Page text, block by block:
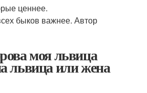
ценнее.
быков важнее. Автор
моя львица
львица или жена